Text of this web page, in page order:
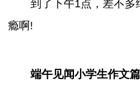
到了下午1点，差不多
瘾啊!
端午见闻小学生作文